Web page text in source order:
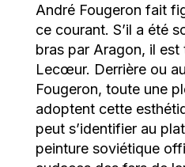
André Fougeron fait
ce courant. S’il a été
bras par Aragon, il
Lecœur. Derrière ou
Fougeron, toute une
adoptent cette
peut s’identifier au
peinture soviétique